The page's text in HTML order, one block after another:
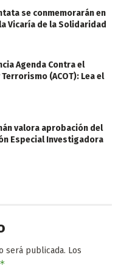
se conmemorarán en
Vicaría de la Solidaridad
Agenda Contra el
(ACOT): Lea el
valora aprobación del
Especial Investigadora
será publicada. Los
*